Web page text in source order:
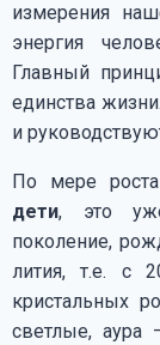
измерения
энергия
Главный
единства
и
По мере
дети, это
поколение,
лития, т.е. с
кристальных
светлые, аура